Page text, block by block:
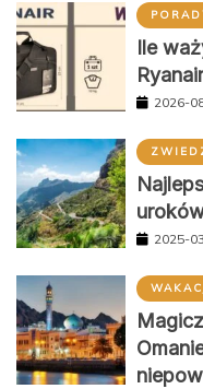
Ile
2026-
2025-